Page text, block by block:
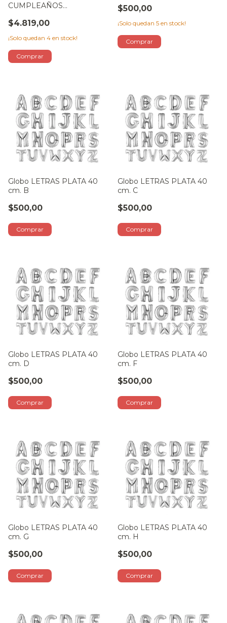
CUMPLEAÑOS
MULTICOLOR
$4.819,00
¡Solo quedan 4 en stock!
$500,00
¡Solo quedan 5 en stock!
Globo LETRAS PLATA 40
cm. B
$500,00
Globo LETRAS PLATA 40
cm. C
$500,00
Globo LETRAS PLATA 40
cm. D
$500,00
Globo LETRAS PLATA 40
cm. F
$500,00
Globo LETRAS PLATA 40
cm. G
$500,00
Globo LETRAS PLATA 40
cm. H
$500,00